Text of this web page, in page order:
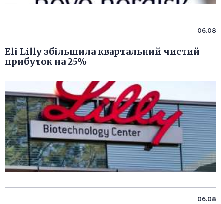
06.08
Eli Lilly збільшила квартальний чистий
прибуток на 25%
06.08